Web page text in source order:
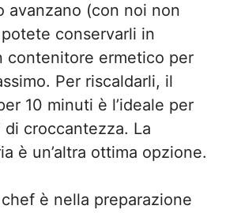
avanzano (con noi non
conservarli in
contenitore ermetico per
Per riscaldarli, il
10 minuti è l’ideale per
di croccantezza. La
è un’altra ottima opzione.
è nella preparazione